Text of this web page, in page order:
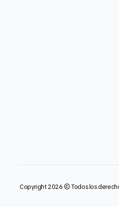
Copyright 2026 © Todos los